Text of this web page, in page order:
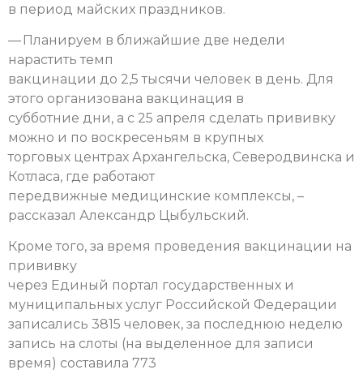
в период майских праздников.
— Планируем в ближайшие две недели
нарастить темп
вакцинации до 2,5 тысячи человек в день. Для
этого организована вакцинация в
субботние дни, а с 25 апреля сделать прививку
можно и по воскресеньям в крупных
торговых центрах Архангельска, Северодвинска и
Котласа, где работают
передвижные медицинские комплексы, –
рассказал Александр Цыбульский.
Кроме того, за время проведения вакцинации на
прививку
через Единый портал государственных и
муниципальных услуг Российской Федерации
записались 3815 человек, за последнюю неделю
запись на слоты (на выделенное для записи
время) составила 773